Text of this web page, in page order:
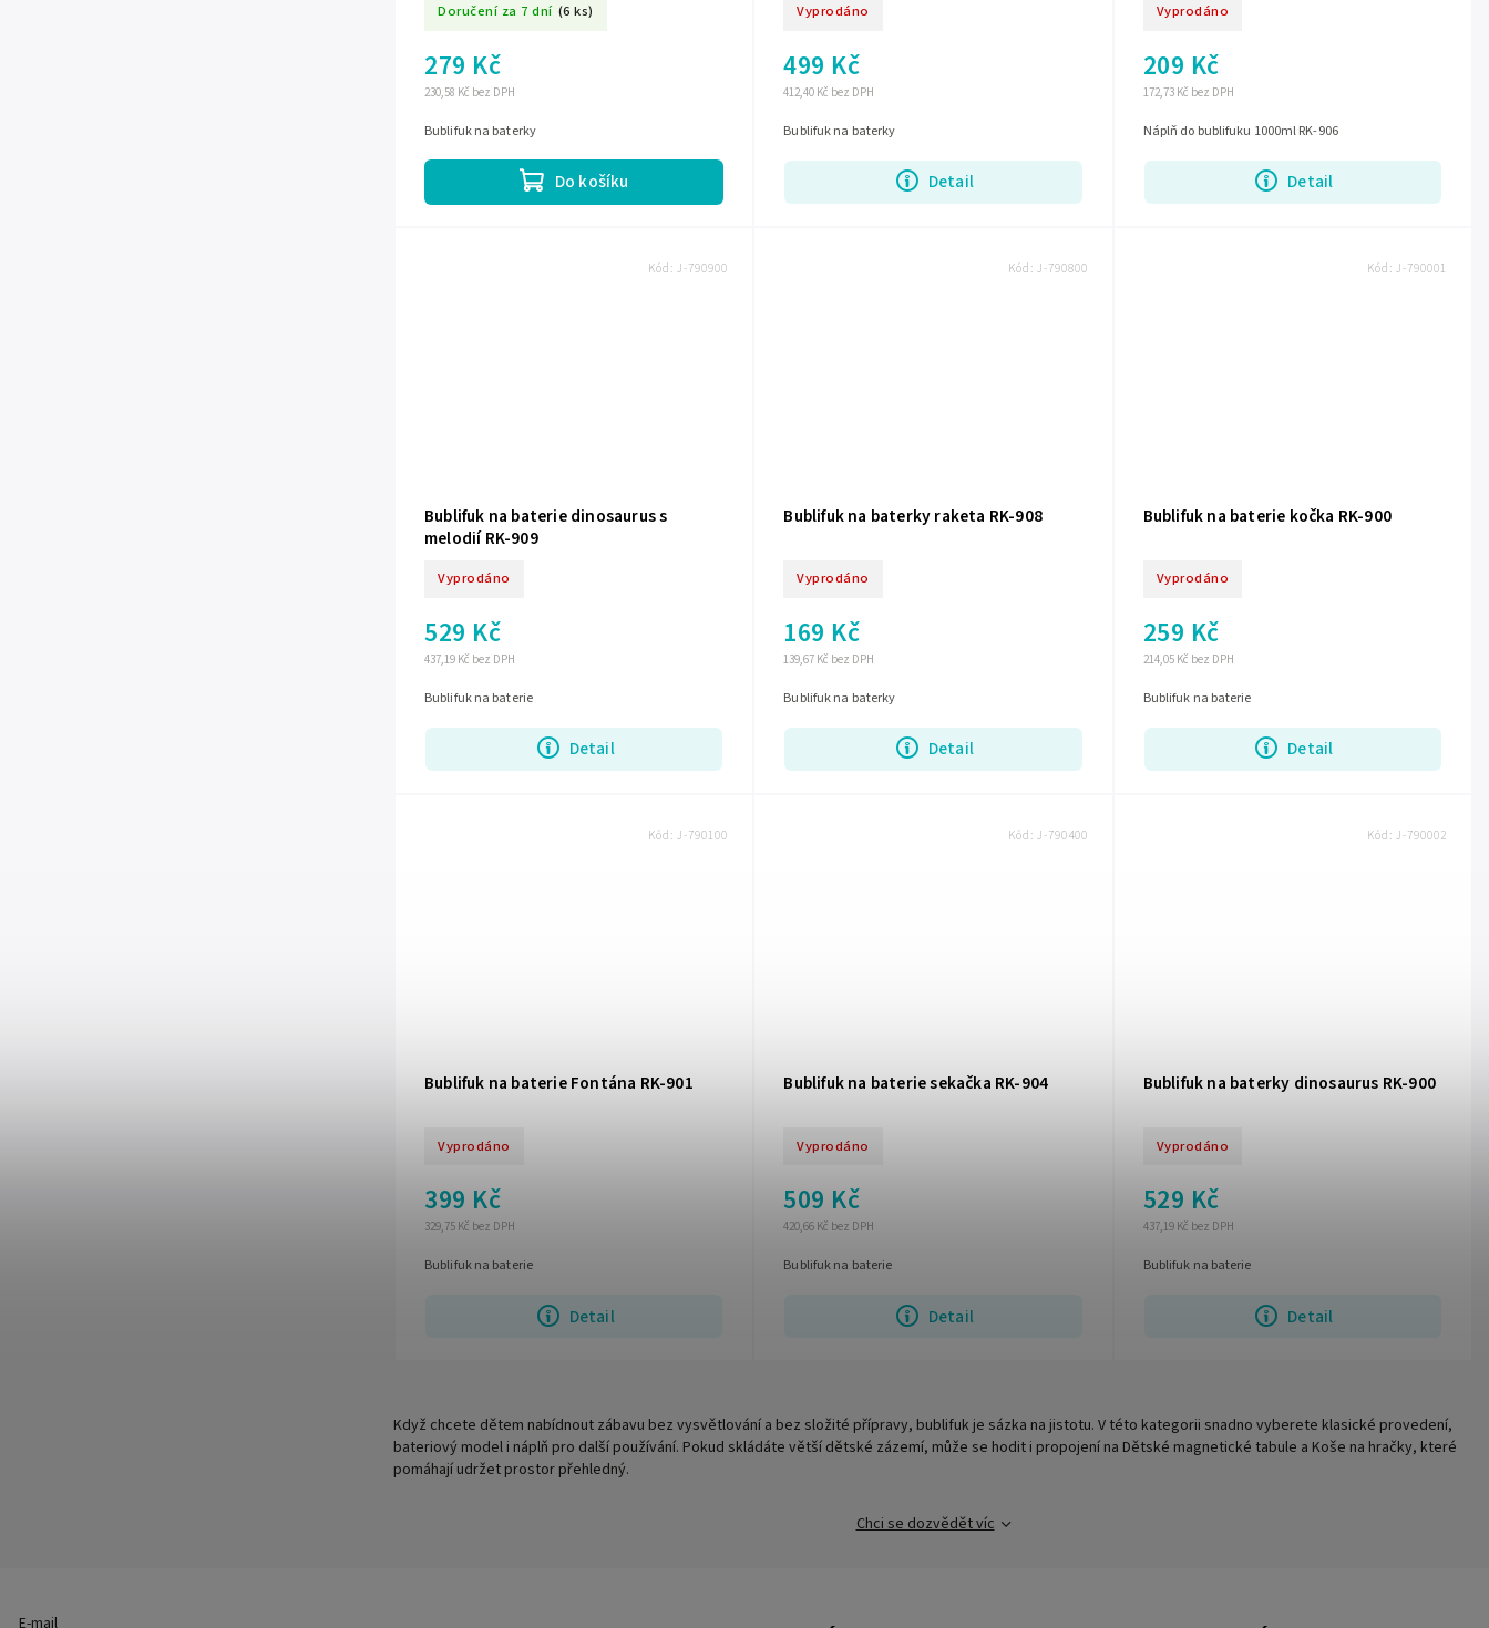
Doručení za 7 dní (6 ks)
230,58 Kč bez DPH
279 Kč
Do košíku
Bublifuk na baterky
Vyprodáno
412,40 Kč bez DPH
499 Kč
Detail
Bublifuk na baterky
Vyprodáno
172,73 Kč bez DPH
209 Kč
Detail
Náplň do bublifuku 1000ml RK-906
Bublifuk na baterie dinosaurus s
melodií RK-909
Vyprodáno
437,19 Kč bez DPH
529 Kč
Detail
Bublifuk na baterie
Kód:J-790900
Bublifuk na baterky raketa RK-908
Vyprodáno
139,67 Kč bez DPH
169 Kč
Detail
Bublifuk na baterky
Kód: J-790800
Bublifuk na baterie kočka RK-900
Vyprodáno
214,05 Kč bez DPH
259 Kč
Detail
Bublifuk na baterie
Kód: J-790001
Bublifuk na baterie Fontána RK-901
Vyprodáno
329,75 Kč bez DPH
399 Kč
Detail
Bublifuk na baterie
Kód:J-790100
Bublifuk na baterie sekačka RK-904
Vyprodáno
420,66 Kč bez DPH
509 Kč
Detail
Bublifuk na baterie
Kód: J-790400
Bublifuk na baterky dinosaurus RK-900
Vyprodáno
437,19 Kč bez DPH
529 Kč
Detail
Bublifuk na baterie
Kód: J-790002
Když chcete dětem nabídnout zábavu bez vysvětlování a bez složité přípravy, bublifuk je sázka na jistotu. V této kategorii snadno vyberete klasické provedení,
bateriový model i náplň pro další používání. Pokud skládáte větší dětské zázemí, může se hodit i propojení na Dětské magnetické tabule a Koše na hračky, které
pomáhají udržet prostor přehledný.
Chci se dozvědět víc
E-mail